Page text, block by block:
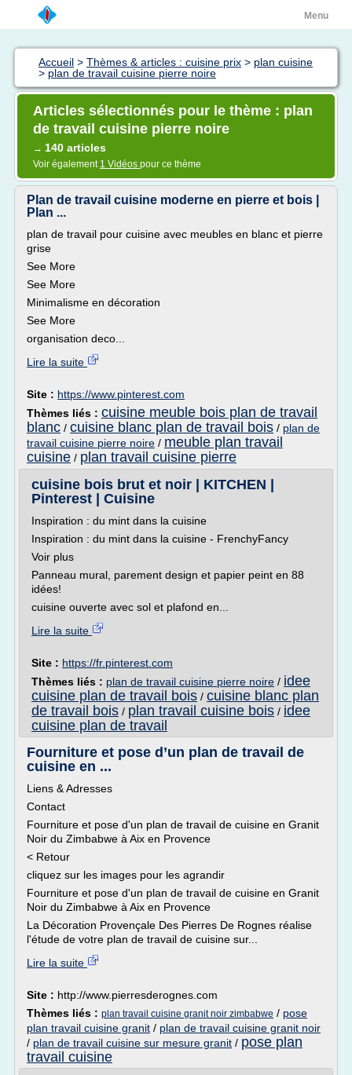
Menu
Accueil > Thèmes & articles : cuisine prix > plan cuisine
> plan de travail cuisine pierre noire
Articles sélectionnés pour le thème : plan
de travail cuisine pierre noire
→ 140 articles
Voir également 1 Vidéos pour ce thème
Plan de travail cuisine moderne en pierre et bois |
Plan ...
plan de travail pour cuisine avec meubles en blanc et pierre
grise
See More
See More
Minimalisme en décoration
See More
organisation deco...
Lire la suite
Site : https://www.pinterest.com
Thèmes liés : cuisine meuble bois plan de travail
blanc / cuisine blanc plan de travail bois / plan de
travail cuisine pierre noire / meuble plan travail
cuisine / plan travail cuisine pierre
cuisine bois brut et noir | KITCHEN |
Pinterest | Cuisine
Inspiration : du mint dans la cuisine
Inspiration : du mint dans la cuisine - FrenchyFancy
Voir plus
Panneau mural, parement design et papier peint en 88
idées!
cuisine ouverte avec sol et plafond en...
Lire la suite
Site : https://fr.pinterest.com
Thèmes liés : plan de travail cuisine pierre noire / idee
cuisine plan de travail bois / cuisine blanc plan
de travail bois / plan travail cuisine bois / idee
cuisine plan de travail
Fourniture et pose d’un plan de travail de
cuisine en ...
Liens & Adresses
Contact
Fourniture et pose d'un plan de travail de cuisine en Granit
Noir du Zimbabwe à Aix en Provence
< Retour
cliquez sur les images pour les agrandir
Fourniture et pose d'un plan de travail de cuisine en Granit
Noir du Zimbabwe à Aix en Provence
La Décoration Provençale Des Pierres De Rognes réalise
l'étude de votre plan de travail de cuisine sur...
Lire la suite
Site : http://www.pierresderognes.com
Thèmes liés : plan travail cuisine granit noir zimbabwe / pose
plan travail cuisine granit / plan de travail cuisine granit noir
/ plan de travail cuisine sur mesure granit / pose plan
travail cuisine